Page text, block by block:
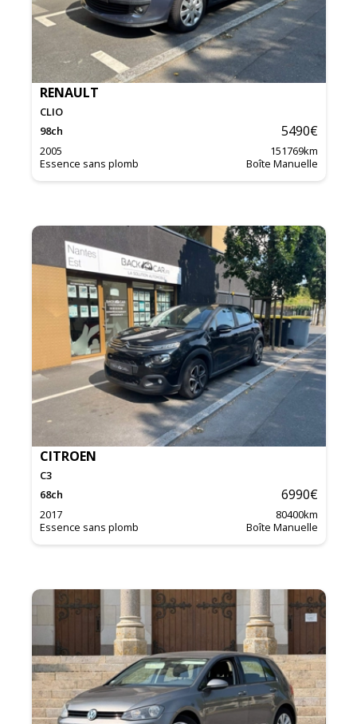
RENAULT
CLIO
98ch 5490€
2005 151769km
Essence sans plomb
Boîte Manuelle
CITROEN
C3
68ch 6990€
2017 80400km
Essence sans plomb
Boîte Manuelle